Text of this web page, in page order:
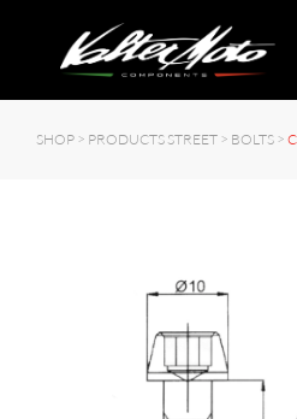
SHOP > PRODUCTS STREET > BOLTS >